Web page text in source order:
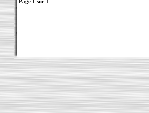
Page 1 sur 1